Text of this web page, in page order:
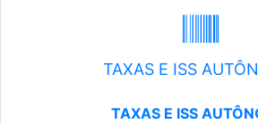
TAXAS E ISS
TAXAS E ISS